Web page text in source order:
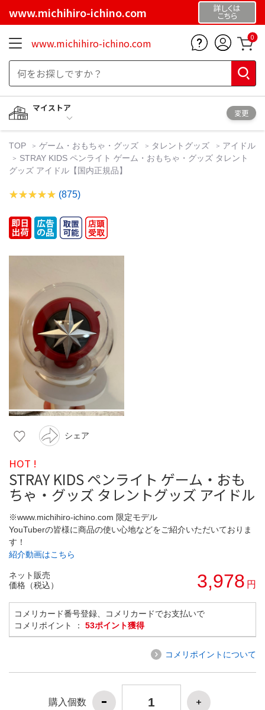
www.michihiro-ichino.com 詳しくは
こちら
www.michihiro-ichino.com 0
マイストア
変更
TOP ゲーム・おもちゃ・グッズ タレントグッズ
アイドル
STRAY KIDS ペンライト ゲーム・おもちゃ・グッズ タレント
グッズ アイドル【国内正規品】
(875)
シェア
HOT !
STRAY KIDS ペンライト ゲーム・おも
ちゃ・グッズ タレントグッズ アイドル
※www.michihiro-ichino.com 限定モデル
YouTuberの皆様に商品の使い心地などをご紹介いただいておりま
す！
紹介動画はこちら
ネット販売
価格（税込）
3,978 円
コメリカード番号登録、コメリカードでお支払いで
コメリポイント ： 53ポイント獲得
コメリポイントについて
購入個数